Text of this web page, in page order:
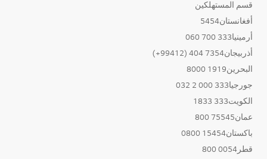
قسم المستهلكين
أفغانستان5454
أرمينيا333 700 060
أذربيجان7354 404 (99412+)
البحرين1919 8000
جورجيا333 000 2 032
الكويت333 1833
عمان75545 800
باكستان15454 0800
قطر0054 800